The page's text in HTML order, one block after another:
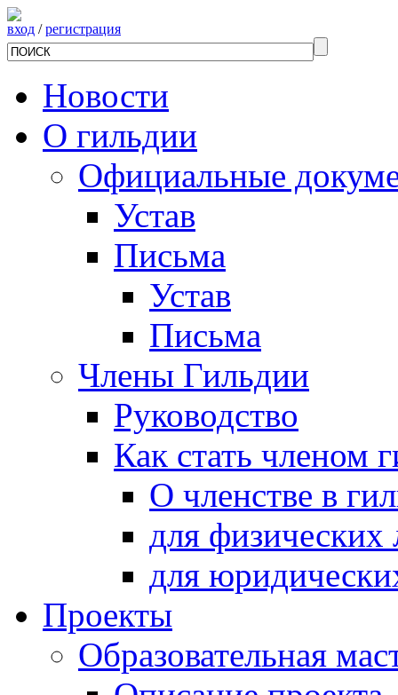
вход /регистрация
Новости
О гильдии
Официальные
Устав
Письма
Устав
Письма
Члены Гильдии
Руководство
Как стать членом
О членстве в
для физических
для
Проекты
Образовательная